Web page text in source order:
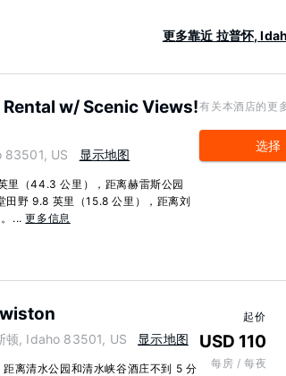
更多靠近 拉普怀,
w/ Scenic Views!
83501, US 显示地图
里（44.3 公里），距离赫雷斯公园
野 9.8 英里（15.8 公里），距离刘
。...更多信息
有关本酒店的更
选择
顿, Idaho 83501, US 显示地图
离清水公园和清水峡谷酒庄不到 5 分
起价
USD 110
每房 / 每夜